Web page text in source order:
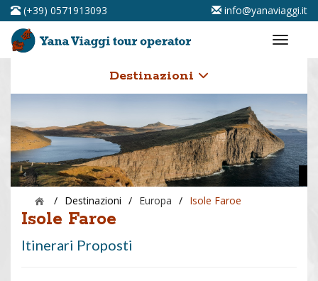
(+39) 0571913093 info@yanaviaggi.it
Destinazioni
/ Destinazioni / Europa / Isole Faroe
Isole Faroe
Itinerari Proposti